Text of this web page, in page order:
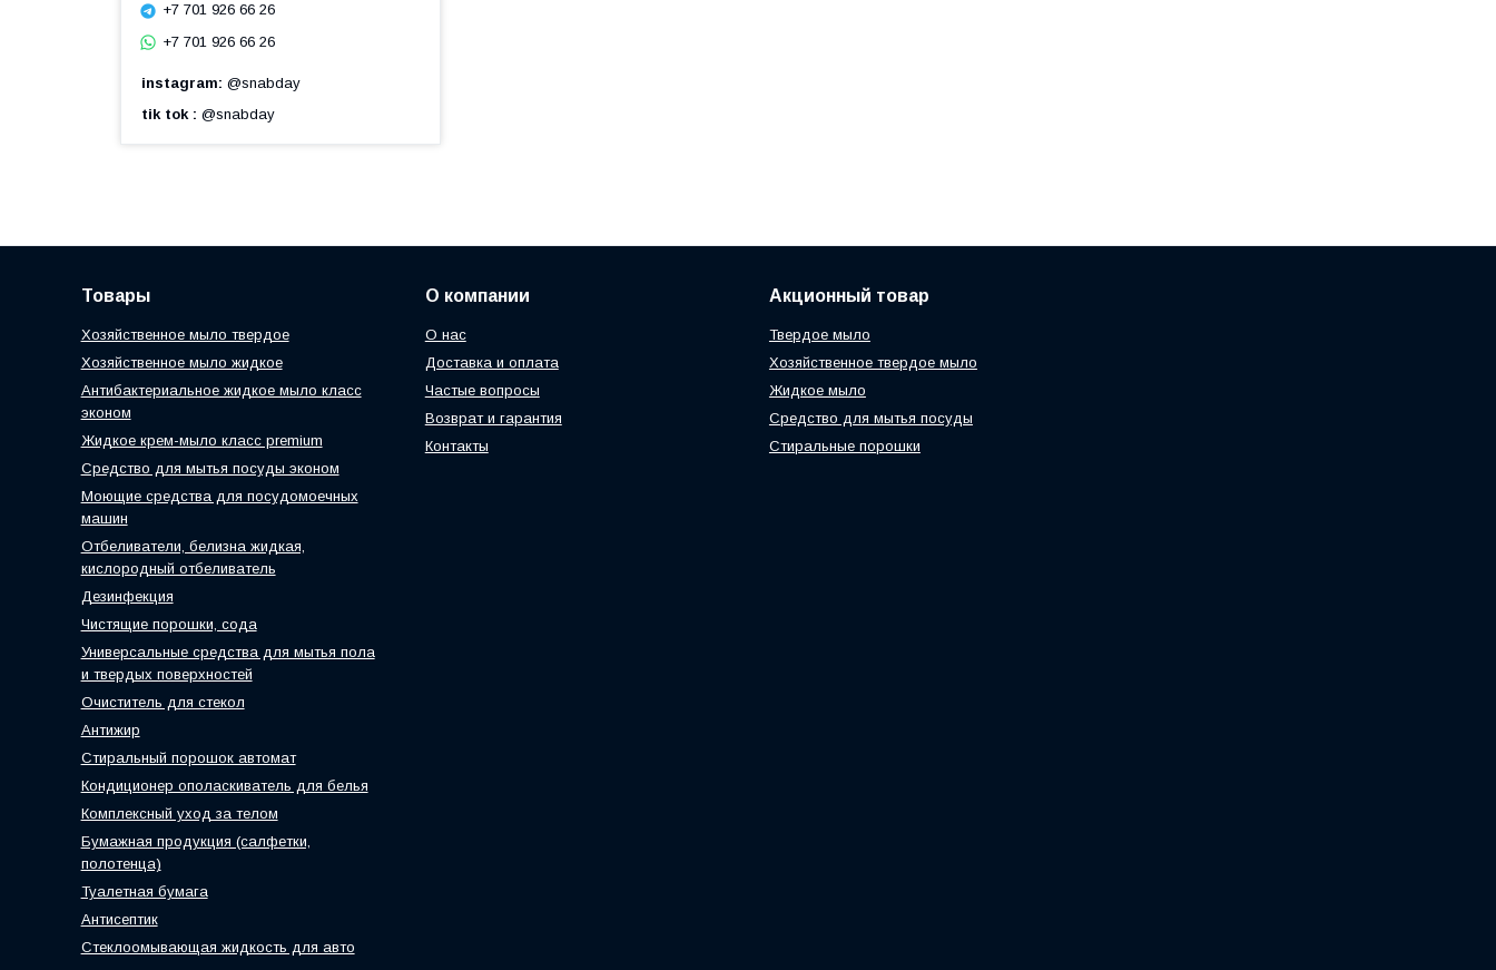
+7 701 926 66 26
+7 701 926 66 26
instagram @snabday
tik tok
@snabday
Товары
Хозяйственное мыло твердое
Хозяйственное мыло жидкое
Антибактериальное жидкое мыло класс
эконом
Жидкое крем-мыло класс premium
Средство для мытья посуды эконом
Моющие средства для посудомоечных
машин
Отбеливатели, белизна жидкая,
кислородный отбеливатель
Дезинфекция
Чистящие порошки, сода
Универсальные средства для мытья пола
и твердых поверхностей
Очиститель для стекол
Антижир
Стиральный порошок автомат
Кондиционер ополаскиватель для белья
Комплексный уход за телом
Бумажная продукция (салфетки,
полотенца)
Туалетная бумага
Антисептик
Стеклоомывающая жидкость для авто
О компании
О нас
Доставка и оплата
Частые вопросы
Возврат и гарантия
Контакты
Акционный товар
Твердое мыло
Хозяйственное твердое мыло
Жидкое мыло
Средство для мытья посуды
Стиральные порошки